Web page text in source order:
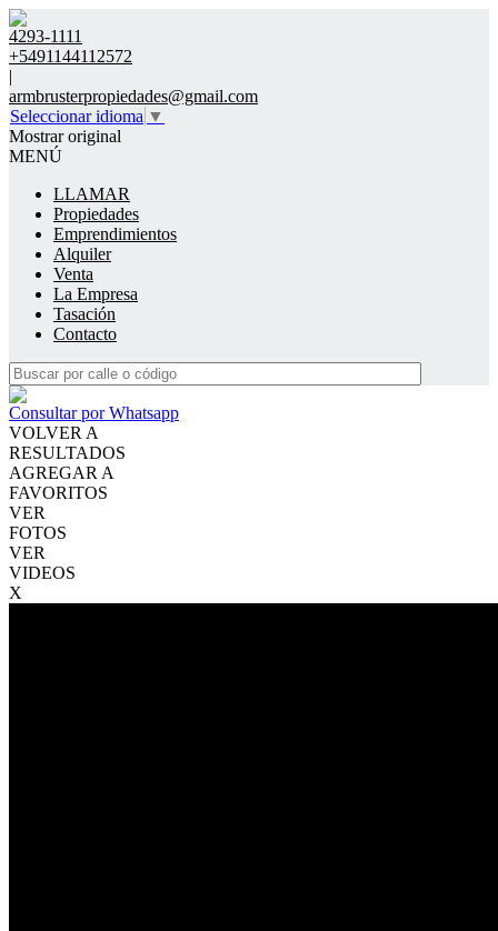
4293-1111
+5491144112572
|
armbrusterpropiedades@gmail.com
Seleccionar idioma ▼
Mostrar original
MENÚ
LLAMAR
Propiedades
Emprendimientos
Alquiler
Venta
La Empresa
Tasación
Contacto
Consultar por Whatsapp
VOLVER A
RESULTADOS
AGREGAR A
FAVORITOS
VER
FOTOS
VER
VIDEOS
X